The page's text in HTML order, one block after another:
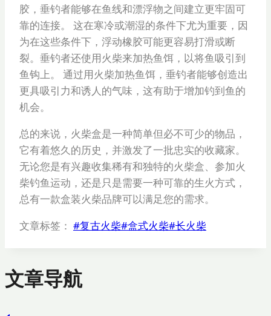
胶，垂钓者能够在鱼线和漂浮物之间建立更牢固可
靠的连接。 这在寒冷或潮湿的条件下尤为重要，因
为在这些条件下，浮动橡胶可能更容易打滑或断
裂。垂钓者还使用火柴来加热鱼饵，以将鱼吸引到
鱼钩上。 通过用火柴加热鱼饵，垂钓者能够创造出
更具吸引力和诱人的气味，这有助于增加钓到鱼的
机会。
总的来说，火柴盒是一种简单但必不可少的物品，
它有着悠久的历史，并激发了一批忠实的收藏家。
无论您是有兴趣收集稀有和独特的火柴盒、参加火
柴钓鱼运动，还是只是需要一种可靠的生火方式，
总有一款盒装火柴品牌可以满足您的需求。
文章标签： #复古火柴#盒式火柴#长火柴
文章导航